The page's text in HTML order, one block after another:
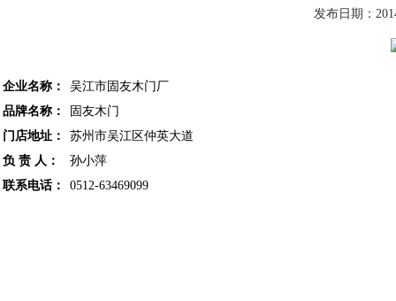
发布日期：
企业名称：
吴江市固友木门厂
品牌名称：
固友木门
门店地址：
苏州市吴江区仲英大道
负 责 人：
孙小萍
联系电话：
0512-63469099